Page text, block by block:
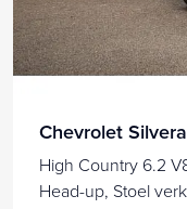
Chevrolet
High Country 6.2
Head-up, Stoel